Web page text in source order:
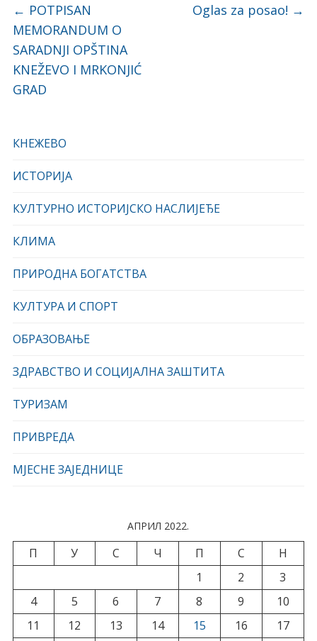
КНЕЖЕВО
ИСТОРИЈА
КУЛТУРНО ИСТОРИЈСКО НАСЛИЈЕЂЕ
КЛИМА
ПРИРОДНА БОГАТСТВА
КУЛТУРА И СПОРТ
ОБРАЗОВАЊЕ
ЗДРАВСТВО И СОЦИЈАЛНА ЗАШТИТА
ТУРИЗАМ
ПРИВРЕДА
МЈЕСНЕ ЗАЈЕДНИЦЕ
АПРИЛ 2022.
П У С Ч П С
Н
1
2
3
4
5 6 7 8 9
10
11
12 13 14 15 16
17
← POTPISAN
MEMORANDUM O
SARADNJI OPŠTINA
KNEŽEVO I MRKONJIĆ
GRAD
Oglas za posao! →